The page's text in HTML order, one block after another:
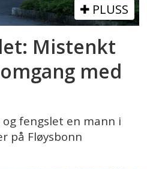
PLUSS
Mistenkt
med
fengslet en mann i
på Fløysbonn